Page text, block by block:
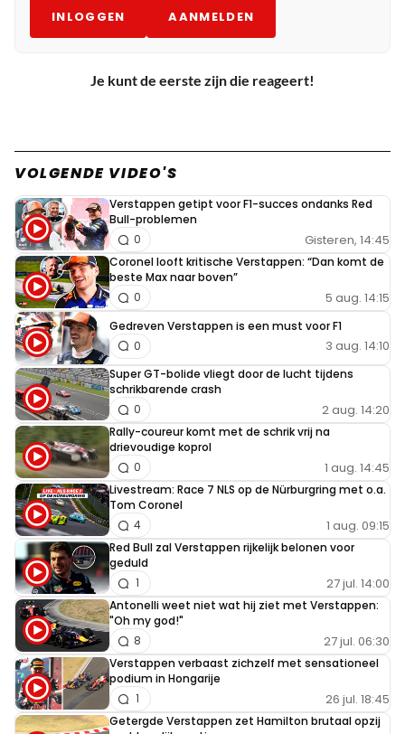
INLOGGEN AANMELDEN
Je kunt de eerste zijn die reageert!
VOLGENDE VIDEO'S
Verstappen getipt voor F1-succes ondanks Red
Bull-problemen
Gisteren, 14:45
0
Coronel looft kritische Verstappen: “Dan komt de
beste Max naar boven”
5 aug. 14:15
0
Gedreven Verstappen is een must voor F1
3 aug. 14:10
0
Super GT-bolide vliegt door de lucht tijdens
schrikbarende crash
2 aug. 14:20
0
Rally-coureur komt met de schrik vrij na
drievoudige koprol
1 aug. 14:45
0
Livestream: Race 7 NLS op de Nürburgring met o.a.
Tom Coronel
1 aug. 09:15
4
Red Bull zal Verstappen rijkelijk belonen voor
geduld
27 jul. 14:00
1
Antonelli weet niet wat hij ziet met Verstappen:
"Oh my god!"
27 jul. 06:30
8
Verstappen verbaast zichzelf met sensationeel
podium in Hongarije
26 jul. 18:45
1
Getergde Verstappen zet Hamilton brutaal opzij